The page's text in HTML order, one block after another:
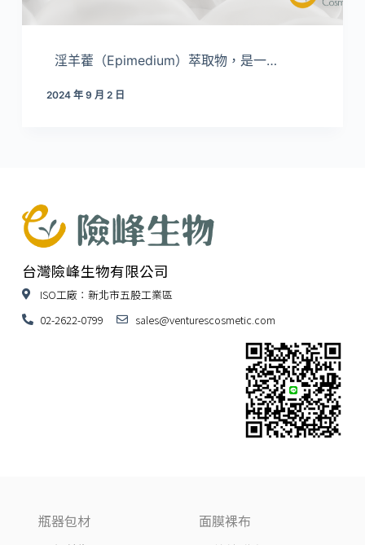
淫羊藿（Epimedium）萃取物，是一…
2024 年 9 月 2 日
台灣險峰生物有限公司
ISO工廠：新北市五股工業區
02-2622-0799
sales@venturescosmetic.com
瓶器包材
面膜裸布